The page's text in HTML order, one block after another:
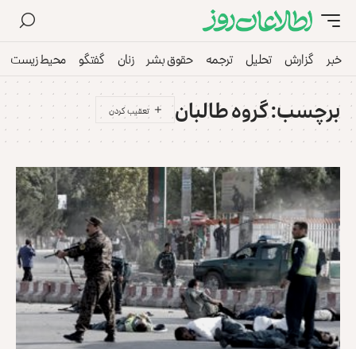
خبر گزارش تحلیل ترجمه حقوق بشر زنان گفتگو محیط زیست
برچسب:گروه طالبان